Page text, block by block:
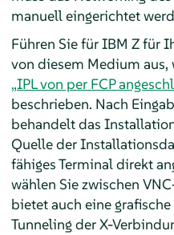
manuell eingerichtet
Führen Sie für IBM Z für
von diesem Medium aus,
„IPL von per FCP
beschrieben. Nach
behandelt das
Quelle der
fähiges Terminal direkt
wählen Sie zwischen
bietet auch eine
Tunneling der X-